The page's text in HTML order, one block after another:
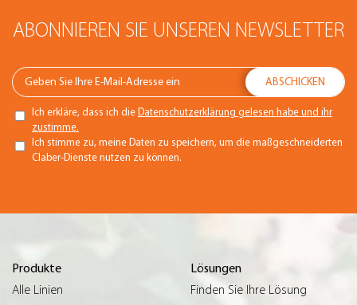
ABONNIEREN SIE UNSEREN NEWSLETTER
Ich erkläre, dass ich die Datenschutzerklärung gelesen habe und ihr
zustimme.
Ich stimme zu, meine Daten zu speichern, um die maßgeschneiderten
Claber-Dienste nutzen zu können.
Produkte
Alle Linien
Lösungen
Finden Sie Ihre Lösung